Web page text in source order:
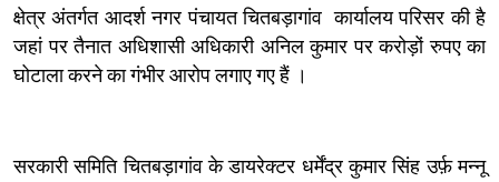
क्षेत्र अंतर्गत आदर्श नगर पंचायत चितबड़ागांव कार्यालय परिसर की है
जहां पर तैनात अधिशासी अधिकारी अनिल कुमार पर करोड़ों रुपए का
घोटाला करने का गंभीर आरोप लगाए गए हैं ।
सरकारी समिति चितबड़ागांव के डायरेक्टर धर्मेंद्र कुमार सिंह उर्फ़ मन्नू